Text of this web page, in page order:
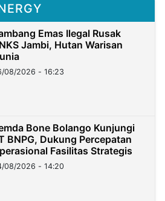
Emas Ilegal Rusak
Jambi, Hutan Warisan
08/2026 - 16:23
Bone Bolango Kunjungi
BNPG, Dukung Percepatan
Fasilitas Strategis
08/2026 - 14:20